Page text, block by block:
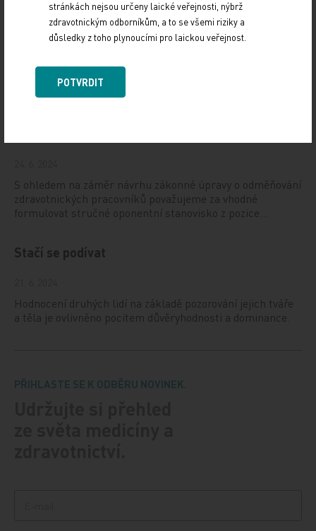
26. 7. 2024
pro mnoho organizací. Návrh novely zákona
o kybernetické bezpečnosti schválila 17. 7. vláda…
S ohledem na záměr návrhu zákonné úpravy o odměňování
zdravotnických pracovníků považujeme za vhodné
formulovat stručné oponentní stanovisko z pozice…
Stačí se podívat
Hodnocení druhých lidí na základě pozorování jejich tváře
a těla je ovlivněno pocitem důvěryhodnosti a dominance.
PŘIHLASTE SE K ODBĚRU NOVINEK.
stránkách nejsou určeny laické veřejnosti, nýbrž
zdravotnickým odborníkům, a to se všemi riziky a
důsledky z toho plynoucími pro laickou veřejnost.
POTVRDIT